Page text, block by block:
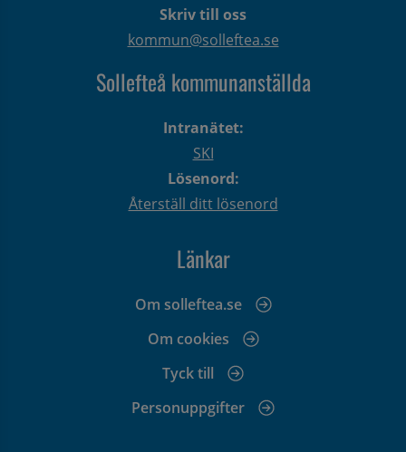
Skriv till oss
kommun@solleftea.se
Sollefteå kommunanställda
Intranätet:
SKI
Lösenord:
Återställ ditt lösenord
Länkar
Om solleftea.se
Om cookies
Tyck till
Personuppgifter